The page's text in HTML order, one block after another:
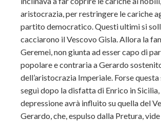
aristocrazia, per restringere le cariche
partito democratico. Questi ultimi si
cacciarono il Vescovo Gisla. Allora la
Geremei, non giunta ad esser capo di
popolare e contraria a Gerardo
dell’aristocrazia Imperiale. Forse
seguì dopo la disfatta di Enrico in Sicilia,
depressione avrà influito su quella del
Gerardo, che, espulso dalla Pretura,